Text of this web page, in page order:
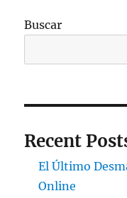
Buscar
Recent
El Último
Online